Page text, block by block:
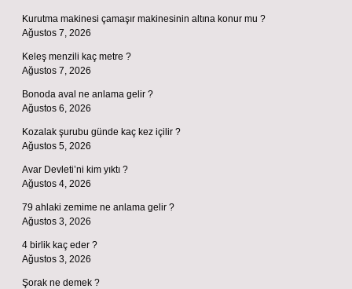
Kurutma makinesi çamaşır makinesinin altına konur mu ?
Ağustos 7, 2026
Keleş menzili kaç metre ?
Ağustos 7, 2026
Bonoda aval ne anlama gelir ?
Ağustos 6, 2026
Kozalak şurubu günde kaç kez içilir ?
Ağustos 5, 2026
Avar Devleti’ni kim yıktı ?
Ağustos 4, 2026
79 ahlaki zemime ne anlama gelir ?
Ağustos 3, 2026
4 birlik kaç eder ?
Ağustos 3, 2026
Şorak ne demek ?